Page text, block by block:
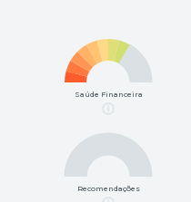
Saúde Financeira
Recomendações